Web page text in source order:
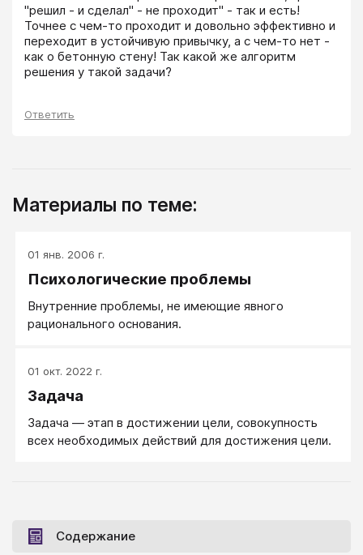
"решил - и сделал" - не проходит" - так и есть!
Точнее с чем-то проходит и довольно эффективно и
переходит в устойчивую привычку, а с чем-то нет -
как о бетонную стену! Так какой же алгоритм
решения у такой задачи?
Ответить
Материалы по теме:
01 янв. 2006 г.
Психологические проблемы
Внутренние проблемы, не имеющие явного
рационального основания.
01 окт. 2022 г.
Задача
Задача — этап в достижении цели, совокупность
всех необходимых действий для достижения цели.
Содержание